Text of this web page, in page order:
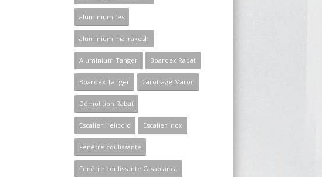
aluminium fes
aluminium marrakesh
Aluminium Tanger Boardex Rabat
Boardex Tanger Carottage Maroc
Démolition Rabat
Escalier Helicoid Escalier Inox
Fenêtre coulissante
Fenêtre coulissante Casablanca